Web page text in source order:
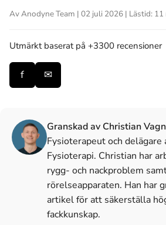
Av Anodyne Team | 02 juli 2026 | Lästid:
Utmärkt baserat på +3300 recensioner
f ✉
Granskad av Christian
Fysioterapeut och delägare
Fysioterapi. Christian har
rygg- och nackproblem
rörelseapparaten. Han har
artikel för att säkerställa
fackkunskap.